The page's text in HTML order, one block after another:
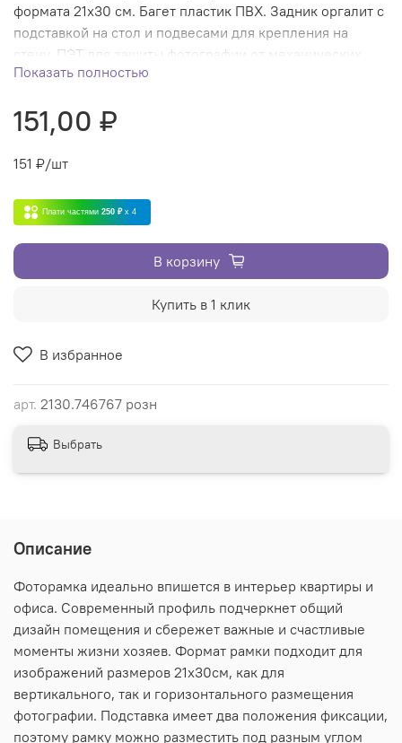
В избранное
арт. 2130.746767 розн
формата 21х30 см. Багет пластик ПВХ. Задник оргалит с
подставкой на стол и подвесами для крепления на
стену. ПЭТ для защиты фотографии от механических
повреждений.
Показать полностью
151,00 ₽
151 ₽/шт
Плати частями 250 ₽ x 4
В корзину
Купить в 1 клик
Выбрать
Описание
Фоторамка идеально впишется в интерьер квартиры и
офиса. Современный профиль подчеркнет общий
дизайн помещения и сбережет важные и счастливые
моменты жизни хозяев. Формат рамки подходит для
изображений размеров 21х30см, как для
вертикального, так и горизонтального размещения
фотографии. Подставка имеет два положения фиксации,
поэтому рамку можно разместить под разным углом